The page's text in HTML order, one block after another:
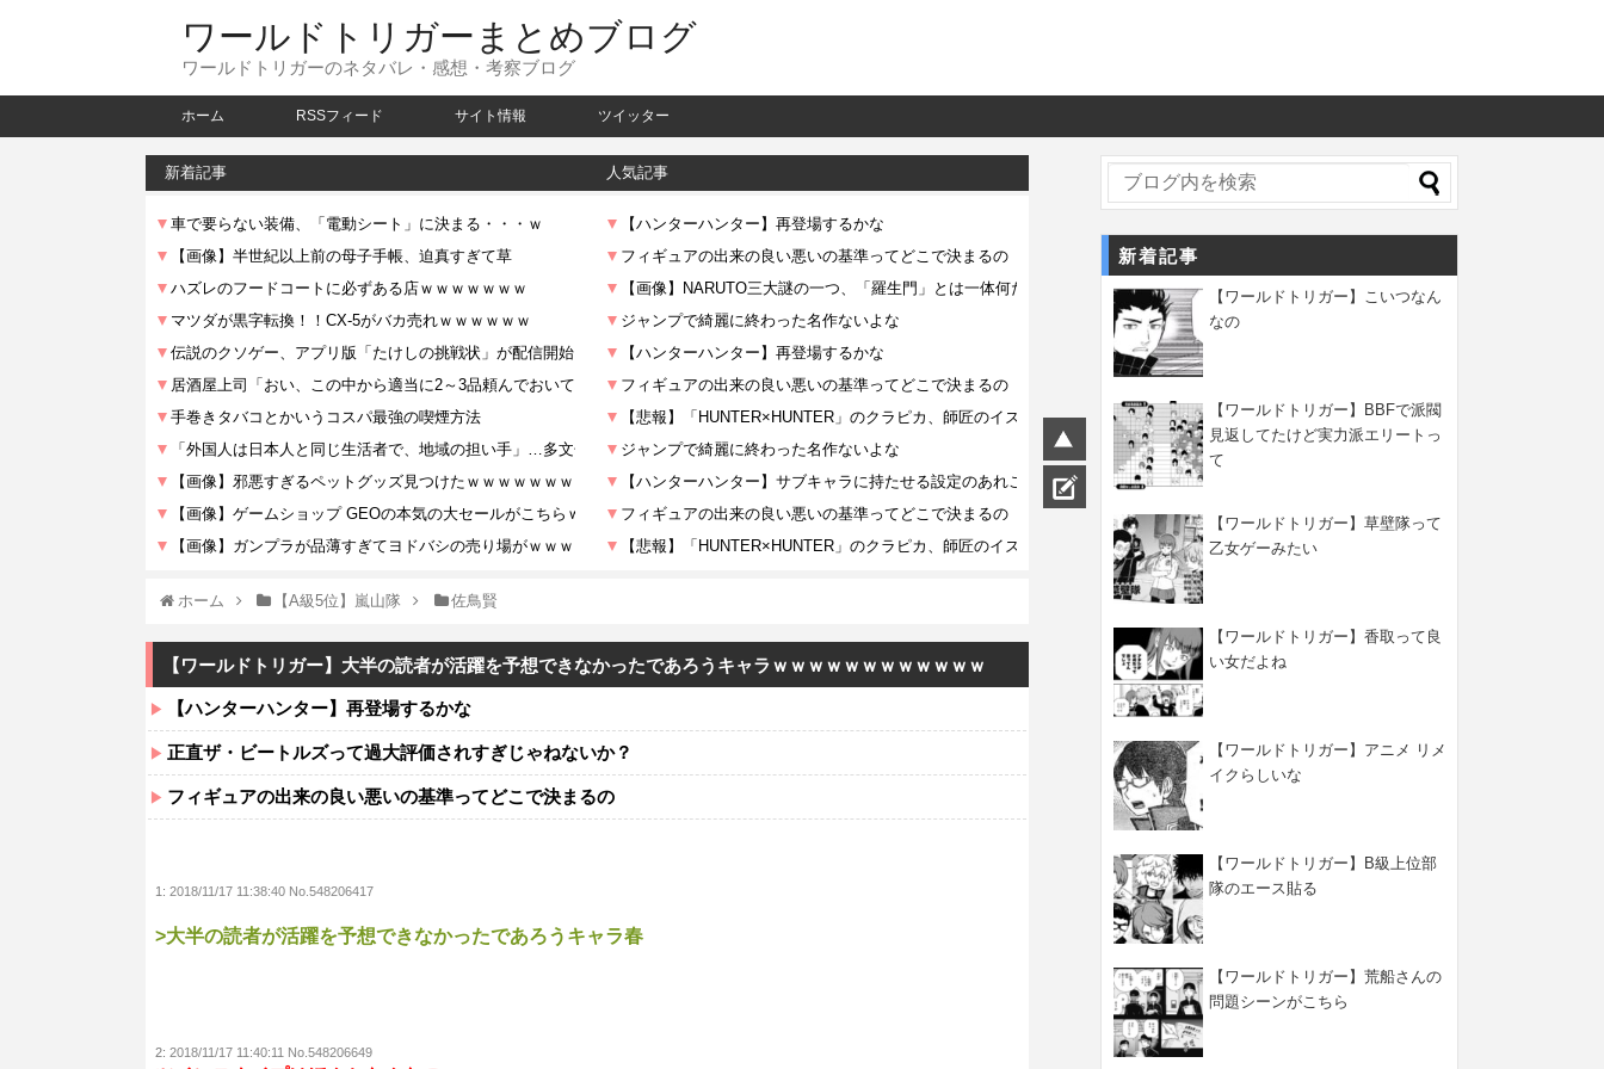
ワールドトリガーまとめブログ
ワールドトリガーのネタバレ・感想・考察ブログ
ホーム RSSフィード サイト情報 ツイッター
新着記事 人気記事
ホーム 【A級5位】嵐山隊 佐鳥賢
【ワールドトリガー】大半の読者が活躍を予想できなかったであろうキャラｗｗｗｗｗｗｗｗｗｗｗｗ
【ハンターハンター】再登場するかな
正直ザ・ビートルズって過大評価されすぎじゃねないか？
フィギュアの出来の良い悪いの基準ってどこで決まるの
1: 2018/11/17 11:38:40 No.548206417
>大半の読者が活躍を予想できなかったであろうキャラ春
2: 2018/11/17 11:40:11 No.548206649
新着記事
【ワールドトリガー】こいつなん
なの
【ワールドトリガー】BBFで派閥
見返してたけど実力派エリートっ
て
【ワールドトリガー】草壁隊って
乙女ゲーみたい
【ワールドトリガー】香取って良
い女だよね
【ワールドトリガー】アニメ リメ
イクらしいな
【ワールドトリガー】B級上位部
隊のエース貼る
【ワールドトリガー】荒船さんの
問題シーンがこちら